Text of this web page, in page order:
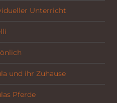
Unterricht
und ihr Zuhause
Pferde